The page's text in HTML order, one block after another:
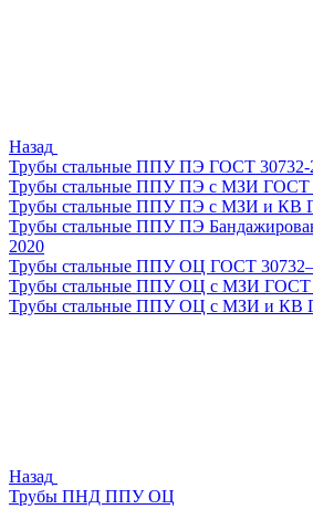
Назад
Трубы стальные ППУ ПЭ ГОСТ 30732-
Трубы стальные ППУ ПЭ с МЗИ ГОСТ
Трубы стальные ППУ ПЭ с МЗИ и КВ
Трубы стальные ППУ ПЭ
2020
Трубы стальные ППУ ОЦ ГОСТ
Трубы стальные ППУ ОЦ с МЗИ ГОСТ
Трубы стальные ППУ ОЦ с МЗИ и КВ
Назад
Трубы ПНД ППУ ОЦ